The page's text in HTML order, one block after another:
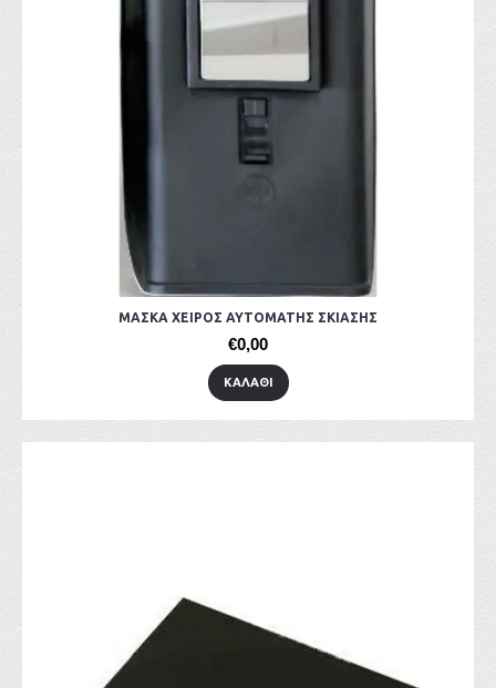
ΜΑΣΚΑ ΧΕΙΡΟΣ ΑΥΤΟΜΑΤΗΣ ΣΚΙΑΣΗΣ
€0,00
ΚΑΛΆΘΙ